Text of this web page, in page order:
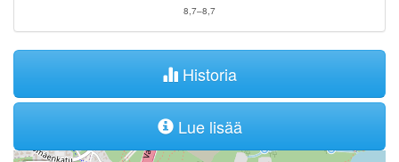
8,7–8,7
Historia
Lue lisää